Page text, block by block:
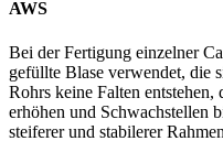
AWS
Bei der Fertigung einzelner
gefüllte Blase verwendet, die
Rohrs keine Falten
erhöhen und Schwachstellen
steiferer und stabilerer